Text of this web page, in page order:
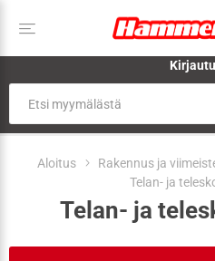
Aloitus Rakennus ja
Telan- ja
Telan- ja